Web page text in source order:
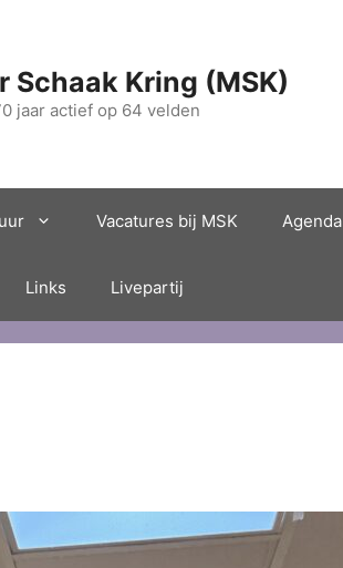
Schaak Kring (MSK)
jaar actief op 64 velden
Vacatures bij MSK Agenda
Links Livepartij